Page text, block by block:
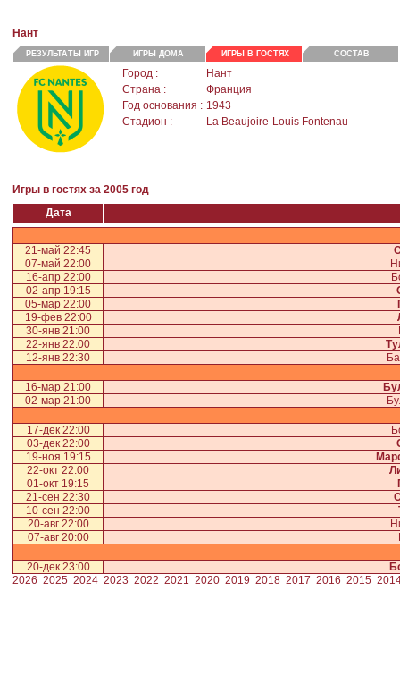
Нант
РЕЗУЛЬТАТЫ ИГР ИГРЫ ДОМА ИГРЫ В ГОСТЯХ СОСТАВ
Город :
Нант
Страна :
Франция
Год основания : 1943
Стадион :
La Beaujoire-Louis Fontenau
Игры в гостях за 2005 год
Дата
21-май 22:45
07-май 22:00
16-апр 22:00
02-апр 19:15
05-мар 22:00
19-фев 22:00
30-янв 21:00
22-янв 22:00
12-янв 22:30
16-мар 21:00
02-мар 21:00
17-дек 22:00
03-дек 22:00
19-ноя 19:15
22-окт 22:00
01-окт 19:15
21-сен 22:30
10-сен 22:00
20-авг 22:00
07-авг 20:00
20-дек 23:00
2026 2025 2024 2023 2022 2021 2020 2019 2018 2017 2016 2015